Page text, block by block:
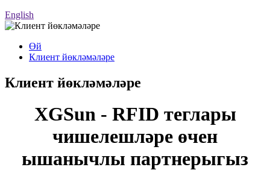
English
Өй
Клиент йөкләмәләре
Клиент йөкләмәләре
XGSun - RFID теглары
чишелешләре өчен
ышанычлы партнерыгыз